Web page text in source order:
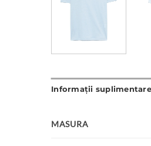
Informații suplimentare
MASURA